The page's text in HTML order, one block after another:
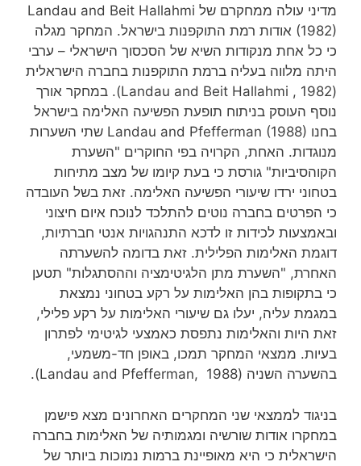
מדיני עולה ממחקרם של Landau and Beit Hallahmi
(1982) אודות רמת התוקפנות בישראל. המחקר מגלה
כי כל אחת מנקודות השיא של הסכסוך הישראלי – ערבי
היתה מלווה בעליה ברמת התוקפנות בחברה הישראלית
(Landau and Beit Hallahmi , 1982). במחקר אורך
נוסף העוסק בניתוח תופעת הפשיעה האלימה בישראל
בחנו Landau and Pfefferman (1988) שתי השערות
מנוגדות. האחת, הקרויה בפי החוקרים "השערת
הקוהסיביות" גורסת כי בעת קיומו של מצב מתיחות
בטחוני ירדו שיעורי הפשיעה האלימה. זאת בשל העובדה
כי הפרטים בחברה נוטים להתלכד לנוכח איום חיצוני
ובאמצעות לכידות זו לדכא התנהגויות אנטי חברתיות,
דוגמת האלימות הפלילית. זאת בדומה להשערתה
האחרת, "השערת מתן הלגיטימציה וההסתגלות" תטען
כי בתקופות בהן האלימות על רקע בטחוני נמצאת
במגמת עליה, יעלו גם שיעורי האלימות על רקע פלילי,
זאת היות והאלימות נתפסת כאמצעי לגיטימי לפתרון
בעיות. ממצאי המחקר תמכו, באופן חד-משמעי,
בהשערה השניה (Landau and Pfefferman, 1988).
בניגוד לממצאי שני המחקרים האחרונים מצא פישמן
במחקרו אודות שורשיה ומגמותיה של האלימות בחברה
הישראלית כי היא מאופיינת ברמות נמוכות ביותר של